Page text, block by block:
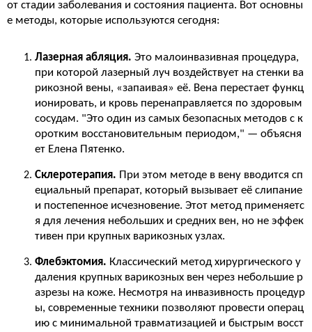
от стадии заболевания и состояния пациента. Вот основны
е методы, которые используются сегодня:
Лазерная абляция. Это малоинвазивная процедура,
при которой лазерный луч воздействует на стенки ва
рикозной вены, «запаивая» её. Вена перестает функц
ионировать, и кровь перенаправляется по здоровым
сосудам. "Это один из самых безопасных методов с к
оротким восстановительным периодом," — объясня
ет Елена Пятенко.
Склеротерапия. При этом методе в вену вводится сп
ециальный препарат, который вызывает её слипание
и постепенное исчезновение. Этот метод применяетс
я для лечения небольших и средних вен, но не эффек
тивен при крупных варикозных узлах.
Флебэктомия. Классический метод хирургического у
даления крупных варикозных вен через небольшие р
азрезы на коже. Несмотря на инвазивность процедур
ы, современные техники позволяют провести операц
ию с минимальной травматизацией и быстрым восст